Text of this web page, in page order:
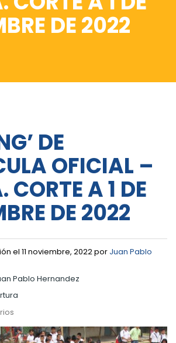
DE 2022
DE
OFICIAL –
CORTE A 1 DE
DE 2022
el 11 noviembre, 2022 por Juan Pablo
Pablo Hernandez